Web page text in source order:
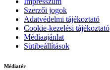
Szerzői jogok
Adatvédelmi tájékoztató
Cookie-kezelési tájékoztató
Médiaajánlat
Sütibeállítások
Médiatér